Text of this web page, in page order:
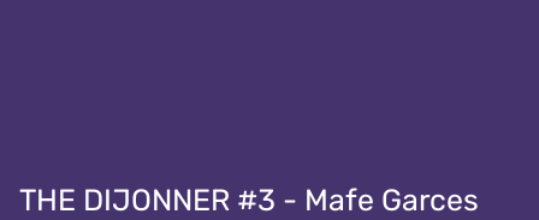
THE DIJONNER #3 - Mafe Garces